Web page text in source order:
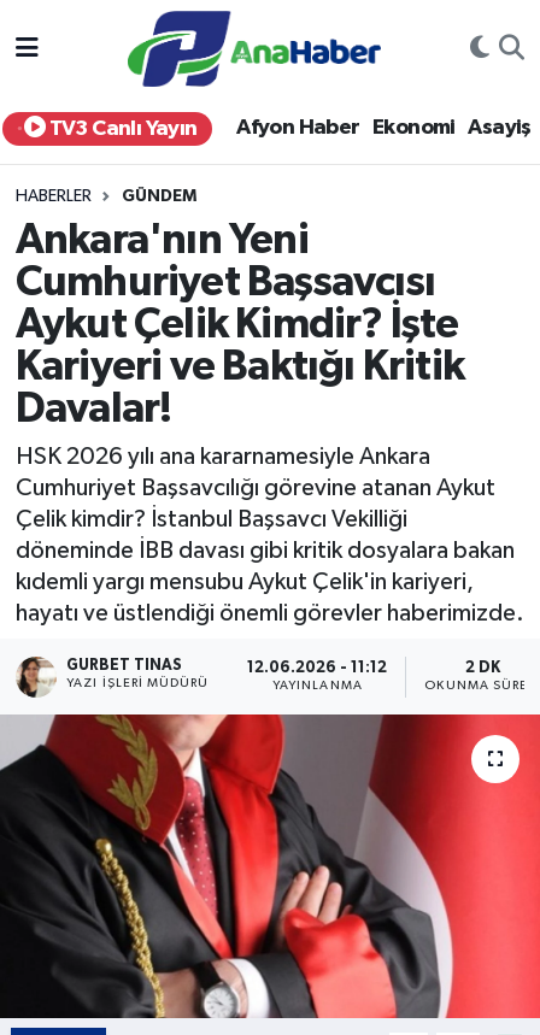
TV3 Canlı Yayın Afyon Haber Ekonomi Asayiş
HABERLER GÜNDEM
Ankara'nın Yeni
Cumhuriyet Başsavcısı
Aykut Çelik Kimdir? İşte
Kariyeri ve Baktığı Kritik
Davalar!
HSK 2026 yılı ana kararnamesiyle Ankara
Cumhuriyet Başsavcılığı görevine atanan Aykut
Çelik kimdir? İstanbul Başsavcı Vekilliği
döneminde İBB davası gibi kritik dosyalara bakan
kıdemli yargı mensubu Aykut Çelik'in kariyeri,
hayatı ve üstlendiği önemli görevler haberimizde.
GURBET TINAS
YAZI İŞLERI MÜDÜRÜ
12.06.2026 - 11:12
YAYINLANMA
2 DK
OKUNMA
Yurt Haber
Afyon Haber
Siyaset
Spor
Eğitim
Sağlık
Teknoloji
Kültür - Sanat
Afyonkarahisar Nöbetçi Eczaneler
Afyonkarahisar Hava Durumu
Afyonkarahisar Trafik Yoğunluk Haritası
Süper Lig Puan Durumu ve Fikstür
Tüm Manşetler
Son Dakika Haberleri
Haber Arşivi